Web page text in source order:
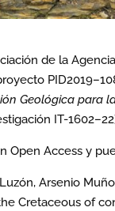
de la
Geológica para
IT-
Access y
Arsenio
Cretaceous of